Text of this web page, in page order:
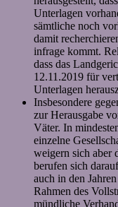
Unterlagen
sämtliche noch
damit
infrage kommt.
dass das
12.11.2019 für
Unterlagen
Insbesondere
zur Herausgabe
Väter. In
einzelne
weigern sich aber
berufen sich
auch in den
Rahmen des
mündliche